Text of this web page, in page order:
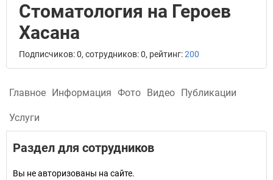
Стоматология на Героев
Хасана
Подписчиков: 0, сотрудников: 0, рейтинг:200
Главное Информация Фото Видео Публикации
Услуги
Раздел для сотрудников
Вы не авторизованы на сайте.